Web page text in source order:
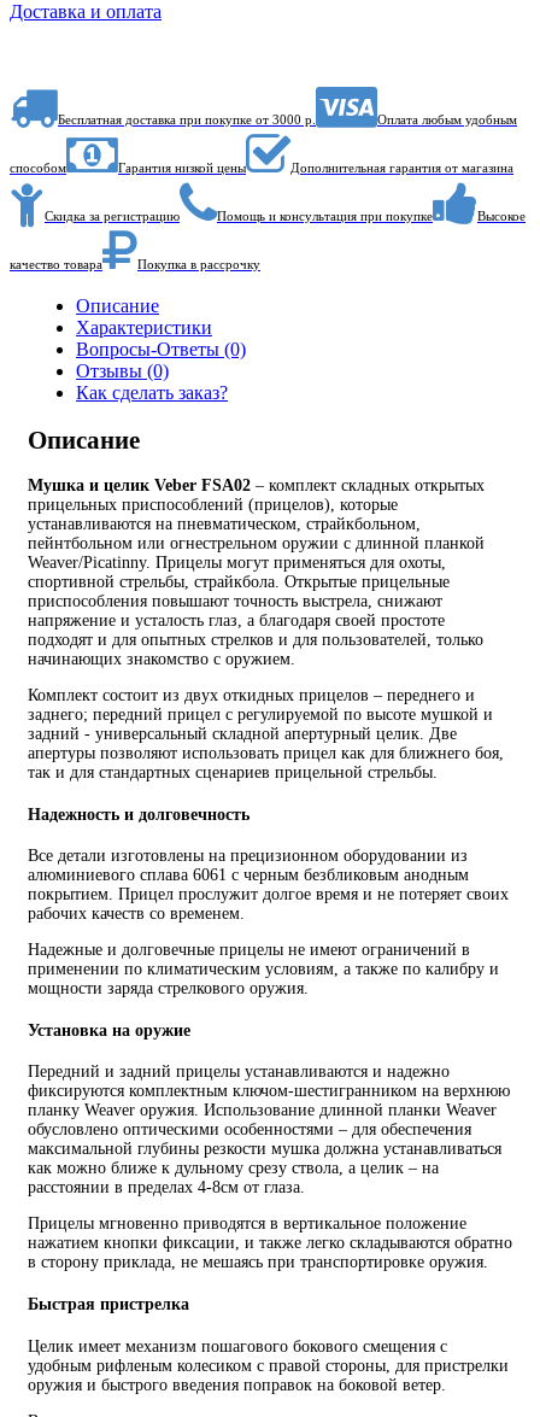
Доставка и оплата
Бесплатная доставка при покупке от 3000 р. Оплата любым удобным
способом Гарантия низкой цены Дополнительная гарантия от магазина
Скидка за регистрацию Помощь и консультация при покупке Высокое
качество товара Покупка в рассрочку
Описание
Характеристики
Вопросы-Ответы (0)
Отзывы (0)
Как сделать заказ?
Описание
Мушка и целик Veber FSA02 – комплект складных открытых
прицельных приспособлений (прицелов), которые
устанавливаются на пневматическом, страйкбольном,
пейнтбольном или огнестрельном оружии с длинной планкой
Weaver/Picatinny. Прицелы могут применяться для охоты,
спортивной стрельбы, страйкбола. Открытые прицельные
приспособления повышают точность выстрела, снижают
напряжение и усталость глаз, а благодаря своей простоте
подходят и для опытных стрелков и для пользователей, только
начинающих знакомство с оружием.
Комплект состоит из двух откидных прицелов – переднего и
заднего; передний прицел с регулируемой по высоте мушкой и
задний - универсальный складной апертурный целик. Две
апертуры позволяют использовать прицел как для ближнего боя,
так и для стандартных сценариев прицельной стрельбы.
Надежность и долговечность
Все детали изготовлены на прецизионном оборудовании из
алюминиевого сплава 6061 с черным безбликовым анодным
покрытием. Прицел прослужит долгое время и не потеряет своих
рабочих качеств со временем.
Надежные и долговечные прицелы не имеют ограничений в
применении по климатическим условиям, а также по калибру и
мощности заряда стрелкового оружия.
Установка на оружие
Передний и задний прицелы устанавливаются и надежно
фиксируются комплектным ключом-шестигранником на верхнюю
планку Weaver оружия. Использование длинной планки Weaver
обусловлено оптическими особенностями – для обеспечения
максимальной глубины резкости мушка должна устанавливаться
как можно ближе к дульному срезу ствола, а целик – на
расстоянии в пределах 4-8см от глаза.
Прицелы мгновенно приводятся в вертикальное положение
нажатием кнопки фиксации, и также легко складываются обратно
в сторону приклада, не мешаясь при транспортировке оружия.
Быстрая пристрелка
Целик имеет механизм пошагового бокового смещения с
удобным рифленым колесиком с правой стороны, для пристрелки
оружия и быстрого введения поправок на боковой ветер.